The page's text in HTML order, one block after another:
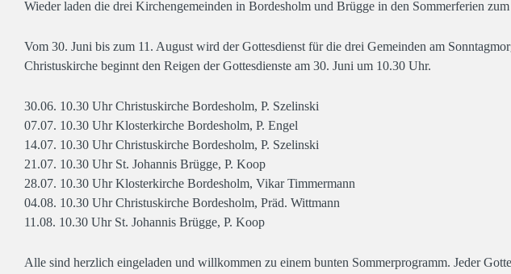
Wieder laden die drei Kirchengemeinden in Bordesholm und Brügge in den Sommerferien
Vom 30. Juni bis zum 11. August wird der Gottesdienst für die drei Gemeinden am
Christuskirche beginnt den Reigen der Gottesdienste am 30. Juni um 10.30 Uhr.
30.06. 10.30 Uhr Christuskirche Bordesholm, P. Szelinski
07.07. 10.30 Uhr Klosterkirche Bordesholm, P. Engel
14.07. 10.30 Uhr Christuskirche Bordesholm, P. Szelinski
21.07. 10.30 Uhr St. Johannis Brügge, P. Koop
28.07. 10.30 Uhr Klosterkirche Bordesholm, Vikar Timmermann
04.08. 10.30 Uhr Christuskirche Bordesholm, Präd. Wittmann
11.08. 10.30 Uhr St. Johannis Brügge, P. Koop
Alle sind herzlich eingeladen und willkommen zu einem bunten Sommerprogramm. Jeder